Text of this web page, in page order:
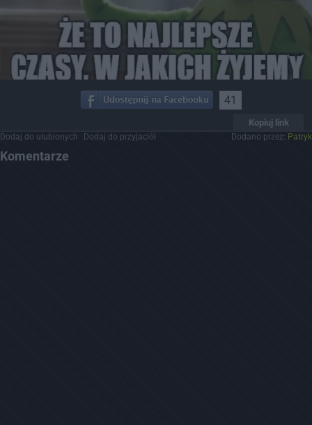
41
Kopiuj link
Dodaj do ulubionych Dodaj do przyjaciół Dodano przez: Patryk
Komentarze